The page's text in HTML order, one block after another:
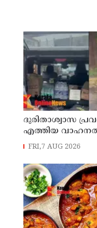
ദുരിതാശ്വാസ
എത്തിയ
ചുമത്തി; എംവിഡി
FRI,7 AUG 2026